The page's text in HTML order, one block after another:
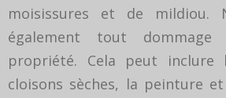
moisissures et de mildiou.
également tout
propriété. Cela peut inclure
cloisons sèches, la peinture